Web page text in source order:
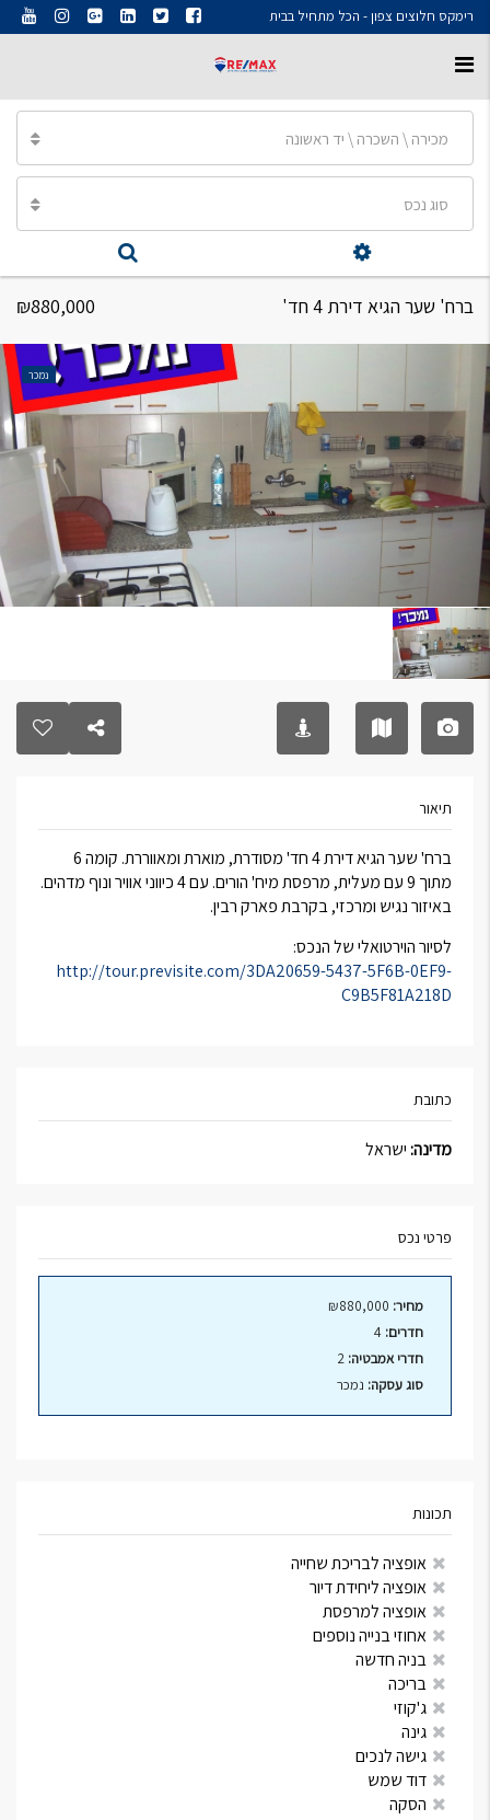
רימקס חלוצים צפון - הכל מתחיל בבית
מכירה \ השכרה \ יד ראשונה
סוג נכס
ברח' שער הגיא דירת 4 חד' ₪880,000
נמכר
תיאור
ברח' שער הגיא דירת 4 חד' מסודרת, מוארת ומאווררת. קומה 6
מתוך 9 עם מעלית, מרפסת מיח' הורים. עם 4 כיווני אוויר ונוף מדהים.
באיזור נגיש ומרכזי, בקרבת פארק רבין.
לסיור הוירטואלי של הנכס:
http://tour.previsite.com/3DA20659-5437-5F6B-0EF9-
C9B5F81A218D
כתובת
מדינה:ישראל
פרטי נכס
מחיר:
חדרים:
חדרי אמבטיה:
סוג עסקה: נמכר
תכונות
אופציה לבריכת שחייה
אופציה ליחידת דיור
אופציה למרפסת
אחוזי בנייה נוספים
בניה חדשה
בריכה
ג'קוזי
גינה
גישה לנכים
דוד שמש
הסקה